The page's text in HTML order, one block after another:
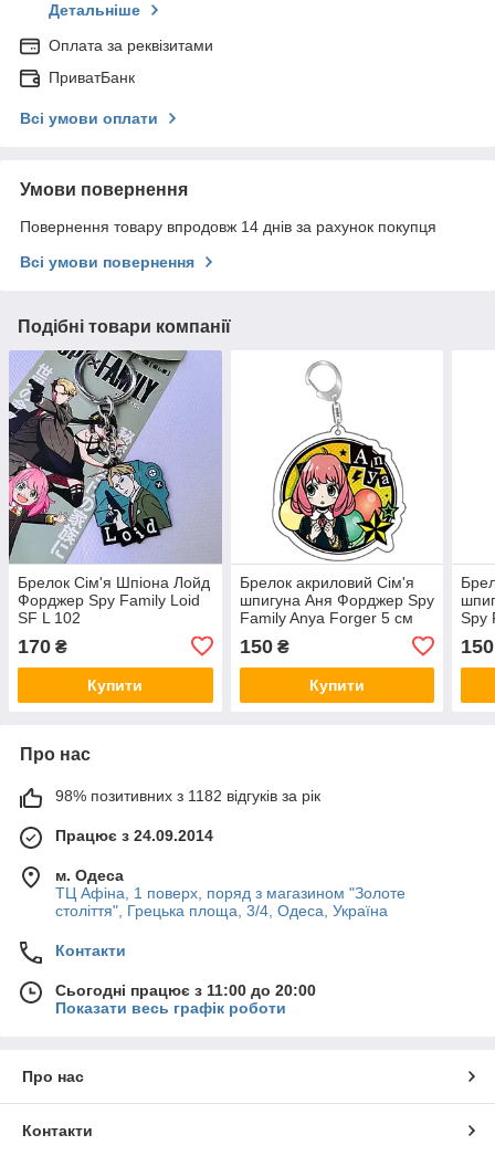
Детальніше
Оплата за реквізитами
ПриватБанк
Всі умови оплати
Умови повернення
Повернення товару впродовж 14 днів за рахунок покупця
Всі умови повернення
Подібні товари компанії
Брелок Сім'я Шпіона Лойд
Форджер Spy Family Loid
SF L 102
170 ₴
Купити
Брелок акриловий Сім'я
шпигуна Аня Форджер Spy
Family Anya Forger 5 см
150₴
Купити
Spy
150
Про нас
98% позитивних з 1182 відгуків за рік
Працює з 24.09.2014
м. Одеса
ТЦ Афіна, 1 поверх, поряд з магазином "Золоте
століття", Грецька площа, 3/4, Одеса, Україна
Контакти
Сьогодні працює з 11:00 до 20:00
Показати весь графік роботи
Про нас
Контакти